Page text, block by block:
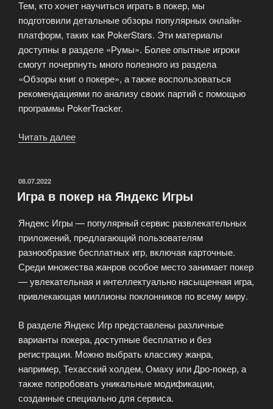
Тем, кто хочет научиться играть в покер, мы
подготовили детальные обзоры популярных онлайн-
платформ, таких как PokerStars. Эти материалы
доступны в разделе «Румы». Более опытные игроки
смогут почерпнуть много полезного из раздела
«Обзоры книг о покере», а также воспользоваться
рекомендациями по анализу своих партий с помощью
программы PokerTracker.
Читать далее
для
ОПУБЛИКОВАНО
08.07.2022
Игра в покер на Яндекс Игры
Яндекс Игры — популярный сервис развлекательных
приложений, предлагающий пользователям
разнообразие бесплатных игр, включая карточные.
Среди множества жанров особое место занимает покер
— увлекательная и интеллектуально насыщенная игра,
привлекающая миллионы поклонников по всему миру.
В разделе Яндекс Игр представлены различные
варианты покера, доступные бесплатно и без
регистрации. Можно выбрать классику жанра,
например, Техасский холдем, Омаху или Дро-покер, а
также попробовать уникальные модификации,
созданные специально для сервиса.